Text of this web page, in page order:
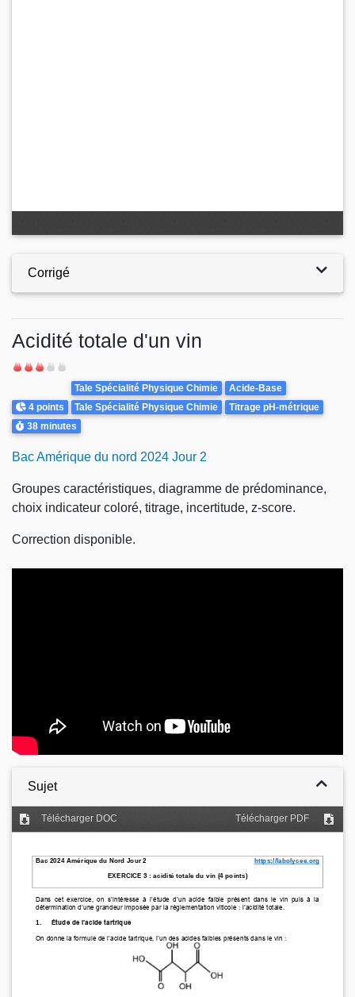
Corrigé
Acidité totale d'un vin
Difficulté
Points
4 points
Theme
Tale Spécialité Physique Chimie
Acide-Base
Tale Spécialité Physique Chimie
Titrage pH-métrique
Durée
38 minutes
Bac Amérique du nord 2024 Jour 2
Groupes caractéristiques, diagramme de prédominance,
choix indicateur coloré, titrage, incertitude, z-score.
Correction disponible.
Sujet